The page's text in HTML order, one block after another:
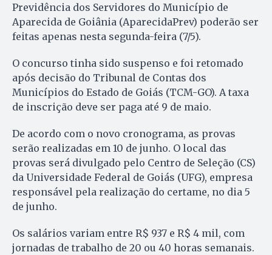
Previdência dos Servidores do Município de
Aparecida de Goiânia (AparecidaPrev) poderão ser
feitas apenas nesta segunda-feira (7/5).
O concurso tinha sido suspenso e foi retomado
após decisão do Tribunal de Contas dos
Municípios do Estado de Goiás (TCM-GO). A taxa
de inscrição deve ser paga até 9 de maio.
De acordo com o novo cronograma, as provas
serão realizadas em 10 de junho. O local das
provas será divulgado pelo Centro de Seleção (CS)
da Universidade Federal de Goiás (UFG), empresa
responsável pela realização do certame, no dia 5
de junho.
Os salários variam entre R$ 937 e R$ 4 mil, com
jornadas de trabalho de 20 ou 40 horas semanais.